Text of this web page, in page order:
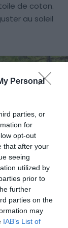
Personal
parties, or
for
opt-out
that after your
seeing
utilized by
prior to
further
parties on the
may
IAB’s List of
de coton.
au soleil
Crédit photo :Airbnb